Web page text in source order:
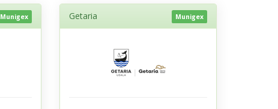
Munigex Getaria Munigex